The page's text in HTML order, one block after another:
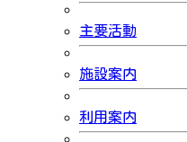
主要活動
施設案内
利用案内